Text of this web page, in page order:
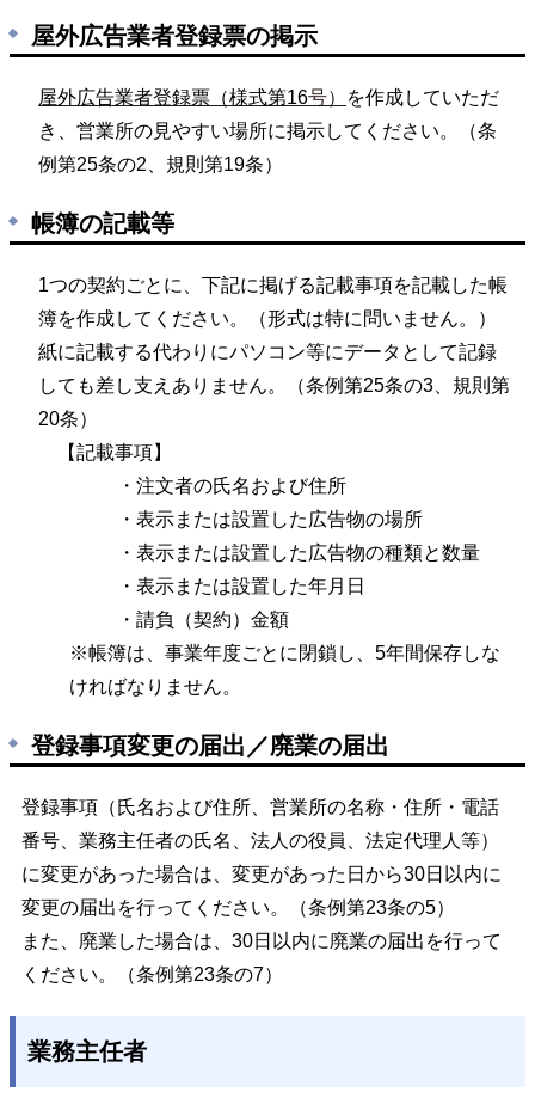
屋外広告業者登録票の掲示
屋外広告業者登録票（様式第16号）
を作成していただ
き、営業所の見やすい場所に掲示してください。（条
例第25条の2、規則第19条）
帳簿の記載等
1つの契約ごとに、下記に掲げる記載事項を記載した帳
簿を作成してください。（形式は特に問いません。）
紙に記載する代わりにパソコン等にデータとして記録
しても差し支えありません。（条例第25条の3、規則第
20条）
【記載事項】
・注文者の氏名および住所
・表示または設置した広告物の場所
・ 表示または設置した広告物の種類と数量
・ 表示または設置した年月日
・請負（契約）金額
※帳簿は、 事業年度ごとに閉鎖し、 5年間保存しな
ければなりません。
登録事項変更の届出／廃業の届出
登録事項（氏名および住所、営業所の名称・住所・電話
番号、業務主任者の氏名、法人の役員、法定代理人等）
に変更があった場合は、変更があった日から30日以内に
変更の届出を行ってください。（条例第23条の5）
また、廃業した場合は、30日以内に廃業の届出を行って
ください。（条例第23条の7）
業務主任者